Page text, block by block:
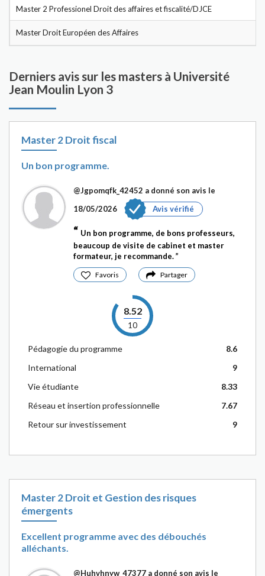
Master 2 Professionel Droit des affaires et fiscalité/DJCE
Master Droit Européen des Affaires
Derniers avis sur les masters à Université
Jean Moulin Lyon 3
Master 2 Droit fiscal
Un bon programme.
@Jgpomqfk_42452 a donné son avis le
18/05/2026
Avis vérifié
Un bon programme, de bons professeurs,
beaucoup de visite de cabinet et master
formateur, je recommande.
Favoris Partager
8.52
10
Pédagogie du programme
8.6
International
9
Vie étudiante
8.33
Réseau et insertion professionnelle
7.67
Retour sur investissement
9
Master 2 Droit et Gestion des risques
émergents
Excellent programme avec des débouchés
alléchants.
@Huhvhnyw_47377 a donné son avis le